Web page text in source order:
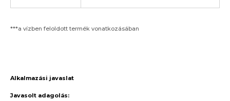
***a vízben feloldott termék vonatkozásában
Alkalmazási javaslat
Javasolt adagolás: